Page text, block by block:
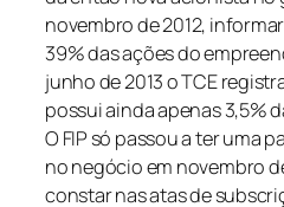
novembro de 2012,
39% das ações do
junho de 2013 o TCE
possui ainda apenas 3,5%
O FIP só passou a ter uma
no negócio em novembro
constar nas atas de